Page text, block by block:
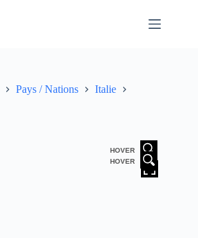
Pays / Nations
Italie
HOVER
HOVER